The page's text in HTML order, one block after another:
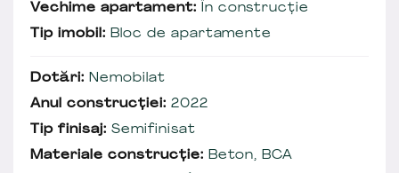
Vechime apartament: În construcție
Tip imobil: Bloc de apartamente
Dotări: Nemobilat
Anul construcției: 2022
Tip finisaj: Semifinisat
Materiale construcție: Beton, BCA